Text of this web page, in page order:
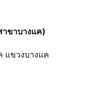
ขาบางแค)
แขวงบางแค